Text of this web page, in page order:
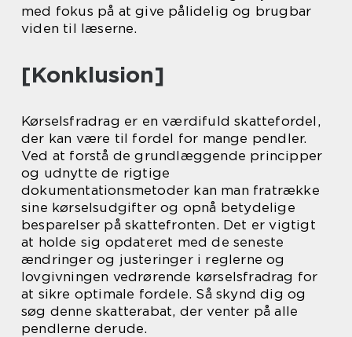
med fokus på at give pålidelig og brugbar
viden til læserne.
[Konklusion]
Kørselsfradrag er en værdifuld skattefordel,
der kan være til fordel for mange pendler.
Ved at forstå de grundlæggende principper
og udnytte de rigtige
dokumentationsmetoder kan man fratrække
sine kørselsudgifter og opnå betydelige
besparelser på skattefronten. Det er vigtigt
at holde sig opdateret med de seneste
ændringer og justeringer i reglerne og
lovgivningen vedrørende kørselsfradrag for
at sikre optimale fordele. Så skynd dig og
søg denne skatterabat, der venter på alle
pendlerne derude.